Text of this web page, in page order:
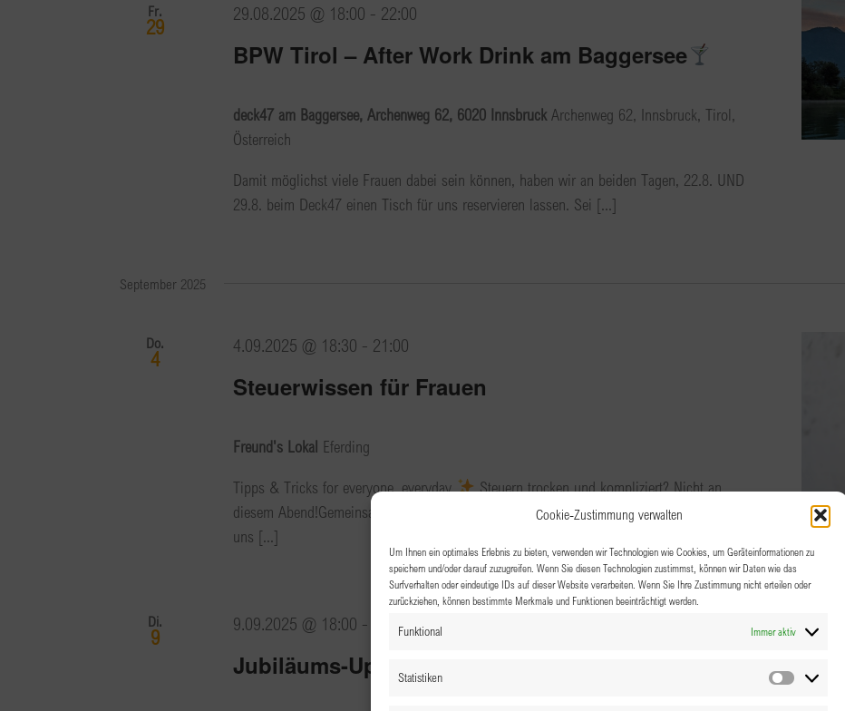
Cookie-Zustimmung verwalten
Um Ihnen ein optimales Erlebnis zu bieten, verwenden wir Technologien wie Cookies, um Geräteinformationen zu
speichern und/oder darauf zuzugreifen. Wenn Sie diesen Technologien zustimmst, können wir Daten wie das
Surfverhalten oder eindeutige IDs auf dieser Website verarbeiten. Wenn Sie Ihre Zustimmung nicht erteilen oder
zurückziehen, können bestimmte Merkmale und Funktionen beeinträchtigt werden.
Funktional Immer aktiv
Statistiken
Statistiken
Fr.
29
BPW Tirol – After Work Drink am Baggersee
29.08.2025 @ 18:00 - 22:00
deck47 am Baggersee, Archenweg 62, 6020 InnsbruckArchenweg 62, Innsbruck, Tirol,
Österreich
Damit möglichst viele Frauen dabei sein können, haben wir an beiden Tagen, 22.8. UND
29.8. beim Deck47 einen Tisch für uns reservieren lassen. Sei [...]
September 2025
Do.
4
Steuerwissen für Frauen
4.09.2025 @ 18:30 - 21:00
Freund's Lokal Eferding
Tipps & Tricks for everyone, everyday
Steuern trocken und kompliziert? Nicht an
diesem Abend!Gemeinsam mit der motivierten Steuerberaterin Evelyn Schranz begeben wir
uns [...]
Di.
9
Jubiläums-Update
9.09.2025 @ 18:00 - 22:00